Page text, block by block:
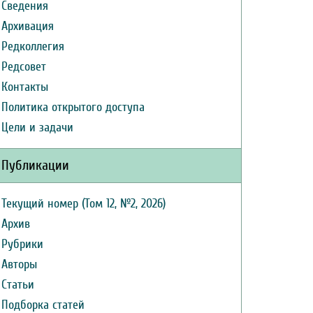
Сведения
Архивация
Редколлегия
Редсовет
Контакты
Политика открытого доступа
Цели и задачи
Публикации
Текущий номер (Том 12, №2, 2026)
Архив
Рубрики
Авторы
Статьи
Подборка статей